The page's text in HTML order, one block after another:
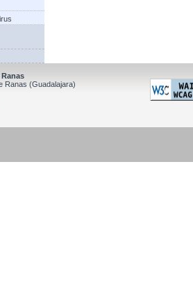
Ranas (Guadalajara)